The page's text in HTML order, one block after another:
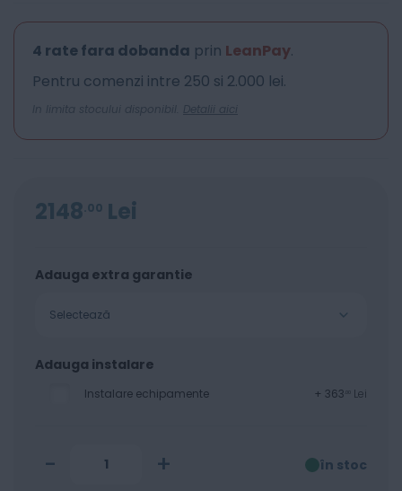
4 rate fara dobanda prin LeanPay.
Pentru comenzi intre 250 si 2.000 lei.
In limita stocului disponibil. Detalii aici
2148 00 Lei
Adauga extra garantie
Selectează
Adauga instalare
Instalare echipamente + 363 Lei
- + în stoc